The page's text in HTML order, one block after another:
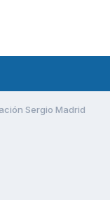
Sergio Madrid